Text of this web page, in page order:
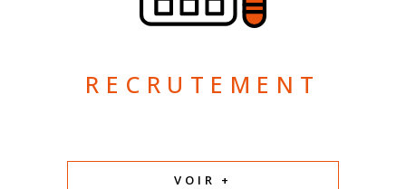
RECRUTEMENT
VOIR +